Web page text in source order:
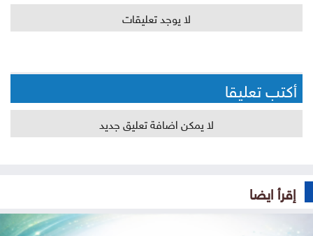
لا يوجد تعليقات
أكتب تعليقا
لا يمكن اضافة تعليق جديد
إقرأ ايضا